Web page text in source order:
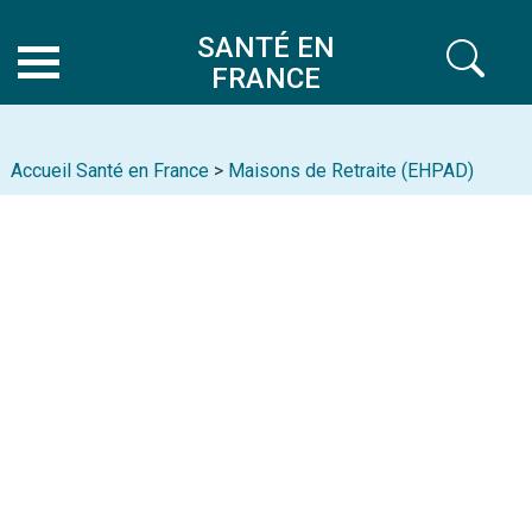
SANTÉ EN
FRANCE
Accueil Santé en France > Maisons de Retraite (EHPAD)